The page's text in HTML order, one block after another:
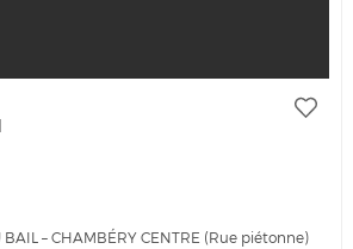
BAIL – CHAMBÉRY CENTRE (Rue piétonne)